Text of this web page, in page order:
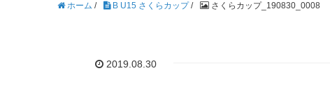
ホーム / B U15 さくらカップ/ さくらカップ_190830_0008
2019.08.30